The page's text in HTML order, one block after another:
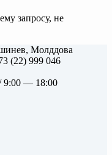
запросу, не
Молддова
(22) 999 046
9:00 — 18:00